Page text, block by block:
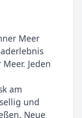
Meer
Jeden
am
und
Neue